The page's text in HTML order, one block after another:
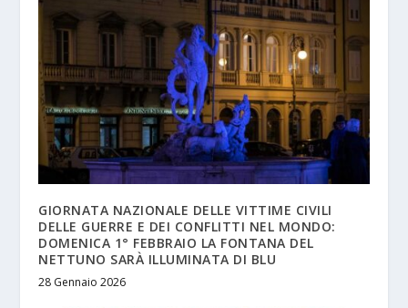
GIORNATA NAZIONALE DELLE VITTIME CIVILI
DELLE GUERRE E DEI CONFLITTI NEL MONDO:
DOMENICA 1° FEBBRAIO LA FONTANA DEL
NETTUNO SARÀ ILLUMINATA DI BLU
28 Gennaio 2026